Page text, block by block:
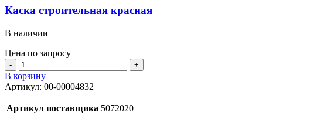
Каска строительная красная
В наличии
Цена по запросу
Количество
товара
Каска
строительная
красная
В корзину
Артикул: 00-00004832
Артикул поставщика 5072020